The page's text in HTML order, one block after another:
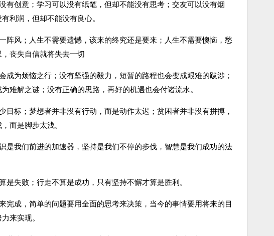
有创意；学习可以没有纸笔，但却不能没有思考；交友可以没有烟
利润，但却不能没有良心。
阵风；人生不需要遗憾，该来的终究还是要来；人生不需要懊恼，愁
丧失自信就将失去一切
成为烦恼之行；没有坚强的毅力，短暂的路程也会变成艰难的跋涉；
难解之谜；没有正确的思路，再好的机遇也会付诸流水。
目标；梦想者并非没有行动，而是动作太迟；贫困者并非没有拼搏，
而是脚步太浅。
是我们前进的加速器，坚持是我们不停的步伐，智慧是我们成功的法
是失败；行走不算是成功，只有坚持不懈才算是胜利。
完成，简单的问题要用全面的思考来决策，当今的事情要用将来的目
来实现。